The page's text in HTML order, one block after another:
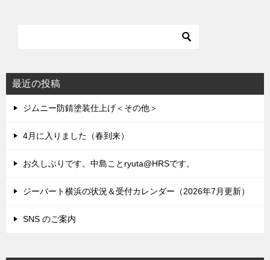
最近の投稿
ジムニー防錆塗装仕上げ＜その他＞
4月に入りました（春到来）
お久しぶりです。中島ことryuta@HRSです。
ジーバート横浜の状況＆受付カレンダー（2026年7月更新）
SNS のご案内